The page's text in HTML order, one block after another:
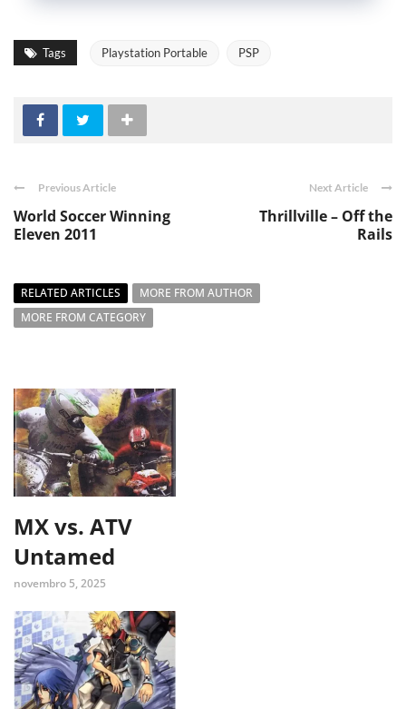
Tags Playstation Portable PSP
Previous Article
World Soccer Winning
Eleven 2011
Next Article
Thrillville – Off the
Rails
RELATED ARTICLES
MORE FROM AUTHOR
MORE FROM CATEGORY
MX vs. ATV
Untamed
novembro 5, 2025